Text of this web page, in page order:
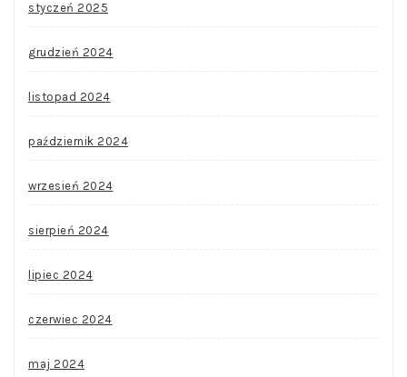
styczeń 2025
grudzień 2024
listopad 2024
październik 2024
wrzesień 2024
sierpień 2024
lipiec 2024
czerwiec 2024
maj 2024